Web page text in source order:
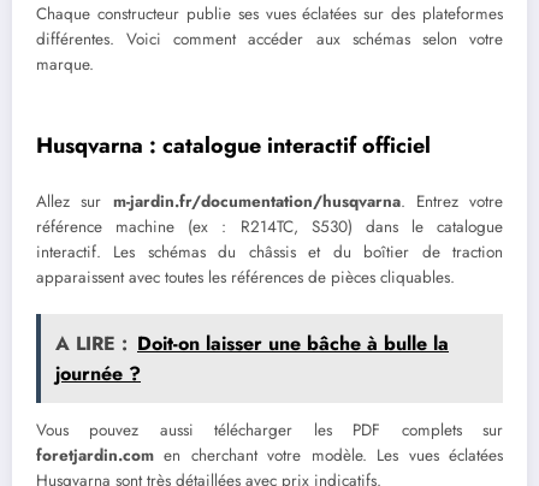
Chaque constructeur publie ses vues éclatées sur des plateformes
différentes. Voici comment accéder aux schémas selon votre
marque.
Husqvarna : catalogue interactif officiel
Allez sur m-jardin.fr/documentation/husqvarna. Entrez votre
référence machine (ex : R214TC, S530) dans le catalogue
interactif. Les schémas du châssis et du boîtier de traction
apparaissent avec toutes les références de pièces cliquables.
A LIRE : Doit-on laisser une bâche à bulle la
journée ?
Vous pouvez aussi télécharger les PDF complets sur
foretjardin.com en cherchant votre modèle. Les vues éclatées
Husqvarna sont très détaillées avec prix indicatifs.